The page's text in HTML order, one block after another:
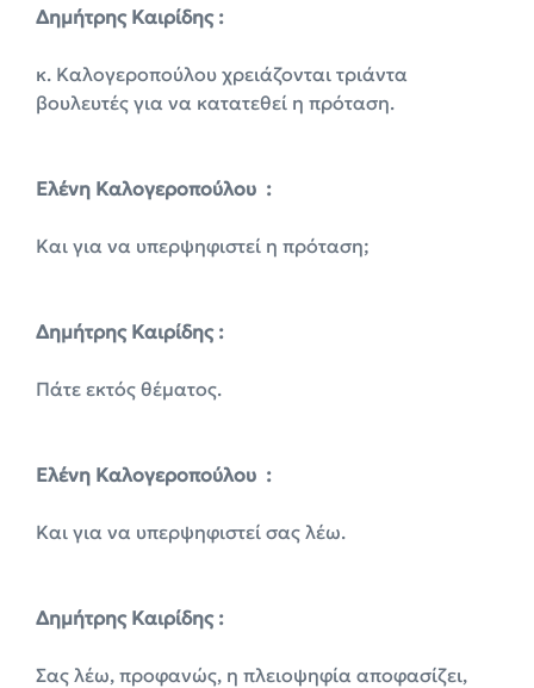
Δημήτρης Καιρίδης :
κ. Καλογεροπούλου χρειάζονται τριάντα
βουλευτές για να κατατεθεί η πρόταση.
Ελένη Καλογεροπούλου :
Και για να υπερψηφιστεί η πρόταση;
Δημήτρης Καιρίδης :
Πάτε εκτός θέματος.
Ελένη Καλογεροπούλου :
Και για να υπερψηφιστεί σας λέω.
Δημήτρης Καιρίδης :
Σας λέω, προφανώς, η πλειοψηφία αποφασίζει,